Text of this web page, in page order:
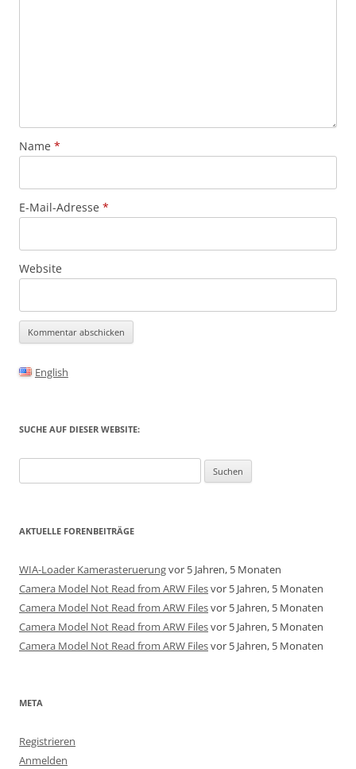
Name *
E-Mail-Adresse *
Website
English
SUCHE AUF DIESER WEBSITE:
nach:
AKTUELLE FORENBEITRÄGE
WIA-Loader Kamerasteruerungvor 5 Jahren, 5 Monaten
Camera Model Not Read from ARW Filesvor 5 Jahren, 5 Monaten
Camera Model Not Read from ARW Filesvor 5 Jahren, 5 Monaten
Camera Model Not Read from ARW Filesvor 5 Jahren, 5 Monaten
Camera Model Not Read from ARW Filesvor 5 Jahren, 5 Monaten
META
Registrieren
Anmelden